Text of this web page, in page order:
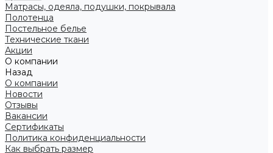
Матрасы, одеяла, подушки, покрывала
Полотенца
Постельное белье
Технические ткани
Акции
О компании
Назад
О компании
Новости
Отзывы
Вакансии
Сертификаты
Политика конфиденциальности
Как выбрать размер